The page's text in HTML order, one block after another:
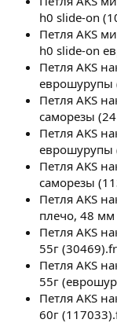
h0 slide-on
Петля AKS
h0 slide-on
Петля AKS
еврошурупы
Петля AKS
саморезы
Петля AKS
еврошурупы
Петля AKS
саморезы
Петля AKS
плечо, 48
Петля AKS
55г
Петля AKS
55г
Петля AKS
60г